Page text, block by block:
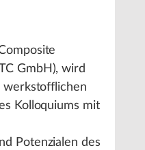
GmbH), wird
werkstofflichen
Kolloquiums mit
Potenzialen des